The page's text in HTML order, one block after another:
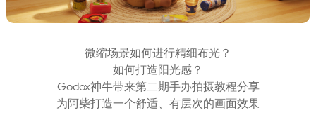
微缩场景如何进行精细布光？
如何打造阳光感？
Godox神牛带来第二期手办拍摄教程分享
为阿柴打造一个舒适、有层次的画面效果